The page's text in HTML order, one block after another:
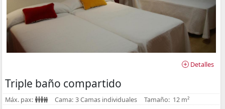
Detalles
Triple baño compartido
Máx. pax: Cama: 3 Camas individuales Tamaño: 12 m²